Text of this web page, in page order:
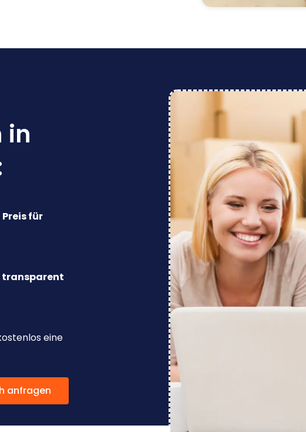
in
für
transparent
eine
anfragen